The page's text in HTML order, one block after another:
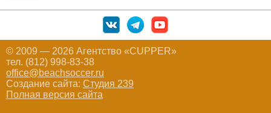
© 2009 — 2026 Агентство «CUPPER»
тел. (812) 998-83-38
office@beachsoccer.ru
Создание сайта: Студия 239
Полная версия сайта